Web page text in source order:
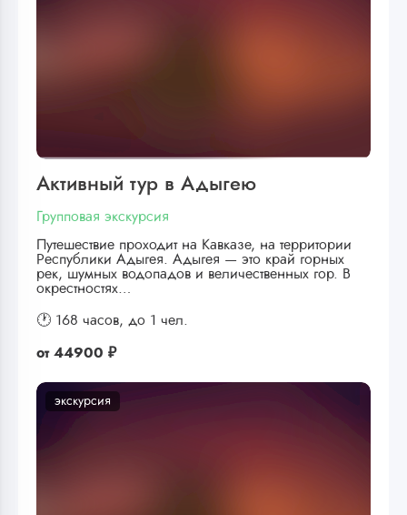
Активный тур в Адыгею
Групповая экскурсия
Путешествие проходит на Кавказе, на территории
Республики Адыгея. Адыгея — это край горных
рек, шумных водопадов и величественных гор. В
окрестностях…
🕐 168 часов, до 1 чел.
от 44900 ₽
экскурсия